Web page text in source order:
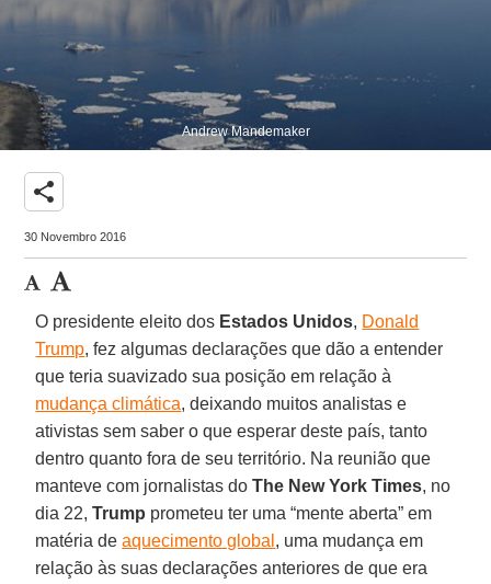
Andrew Mandemaker
share
30 Novembro 2016
O presidente eleito dos Estados Unidos, Donald
Trump, fez algumas declarações que dão a entender
que teria suavizado sua posição em relação à
mudança climática, deixando muitos analistas e
ativistas sem saber o que esperar deste país, tanto
dentro quanto fora de seu território. Na reunião que
manteve com jornalistas doThe New York Times, no
dia 22,Trump prometeu ter uma “mente aberta” em
matéria deaquecimento global , uma mudança em
relação às suas declarações anteriores de que era